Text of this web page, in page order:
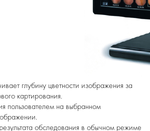
глубину цветности изображения за
картирования.
пользователем на выбранном
обследования в обычном режиме